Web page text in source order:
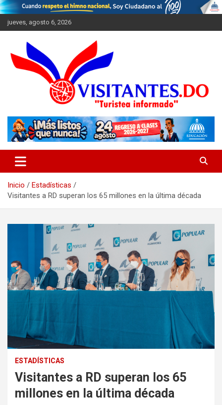
Saltar
al
contenido
jueves, agosto 6, 2026
Visitantes
Inicio
Estadísticas
Visitantes a RD superan los 65 millones en la última década
ESTADÍSTICAS
Visitantes a RD superan los 65
millones en la última década